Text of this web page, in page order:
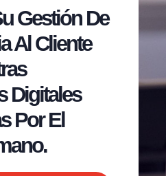
Gestión De
Al Cliente
Digitales
Por El